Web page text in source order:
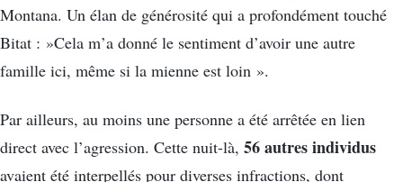
Montana. Un élan de générosité qui a profondément touché
Bitat : »Cela m’a donné le sentiment d’avoir une autre
famille ici, même si la mienne est loin ».
Par ailleurs, au moins une personne a été arrêtée en lien
direct avec l’agression. Cette nuit-là, 56 autres individus
avaient été interpellés pour diverses infractions, dont